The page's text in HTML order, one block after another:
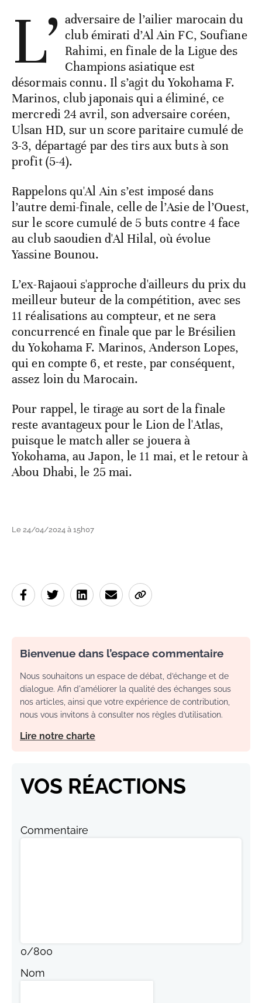
L’ adversaire de l’ailier marocain du
club émirati d’Al Ain FC, Soufiane
Rahimi, en finale de la Ligue des
Champions asiatique est
désormais connu. Il s’agit du Yokohama F.
Marinos, club japonais qui a éliminé, ce
mercredi 24 avril, son adversaire coréen,
Ulsan HD, sur un score paritaire cumulé de
3-3, départagé par des tirs aux buts à son
profit (5-4).
Rappelons qu'Al Ain s’est imposé dans
l’autre demi-finale, celle de l’Asie de l’Ouest,
sur le score cumulé de 5 buts contre 4 face
au club saoudien d'Al Hilal, où évolue
Yassine Bounou.
L’ex-Rajaoui s'approche d'ailleurs du prix du
meilleur buteur de la compétition, avec ses
11 réalisations au compteur, et ne sera
concurrencé en finale que par le Brésilien
du Yokohama F. Marinos, Anderson Lopes,
qui en compte 6, et reste, par conséquent,
assez loin du Marocain.
Pour rappel, le tirage au sort de la finale
reste avantageux pour le Lion de l'Atlas,
puisque le match aller se jouera à
Yokohama, au Japon, le 11 mai, et le retour à
Abou Dhabi, le 25 mai.
Le 24/04/2024 à 15h07
Bienvenue dans l’espace commentaire
Nous souhaitons un espace de débat, d’échange et de
dialogue. Afin d'améliorer la qualité des échanges sous
nos articles, ainsi que votre expérience de contribution,
nous vous invitons à consulter nos règles d’utilisation.
Lire notre charte
VOS RÉACTIONS
Commentaire
0/800
Nom